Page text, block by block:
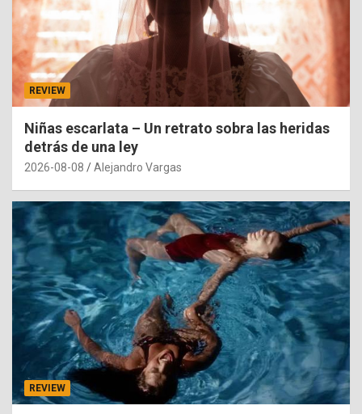
REVIEW
Niñas escarlata – Un retrato sobra las heridas
detrás de una ley
2026-08-08 Alejandro Vargas
REVIEW